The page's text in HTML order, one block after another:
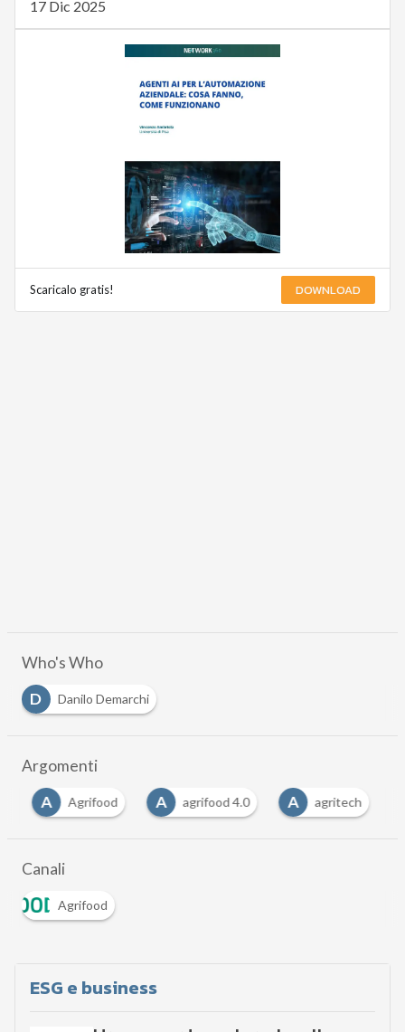
17 Dic 2025
Scaricalo gratis! DOWNLOAD
Who's Who
D
Danilo Demarchi
Argomenti
A
Agrifood A agrifood 4.0 A agritech
Canali
Agrifood
ESG e business